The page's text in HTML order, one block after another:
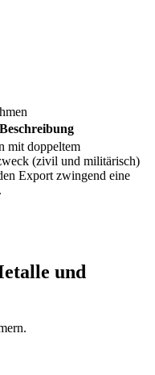
Beschreibung
mit doppeltem
(zivil und militärisch)
Export zwingend eine
und